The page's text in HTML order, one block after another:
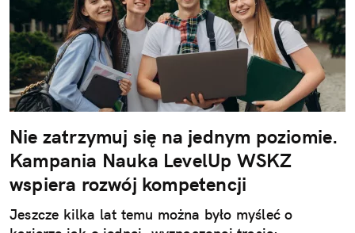
Nie zatrzymuj się na jednym poziomie.
Kampania Nauka LevelUp WSKZ
wspiera rozwój kompetencji
Jeszcze kilka lat temu można było myśleć o